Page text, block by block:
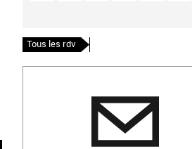
Tous les rdv